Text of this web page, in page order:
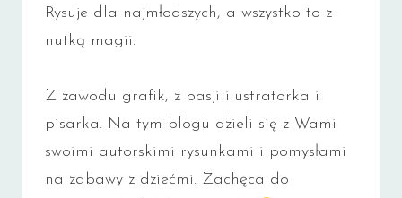
Rysuje dla najmłodszych, a wszystko to z
nutką magii.
Z zawodu grafik, z pasji ilustratorka i
pisarka. Na tym blogu dzieli się z Wami
swoimi autorskimi rysunkami i pomysłami
na zabawy z dziećmi. Zachęca do